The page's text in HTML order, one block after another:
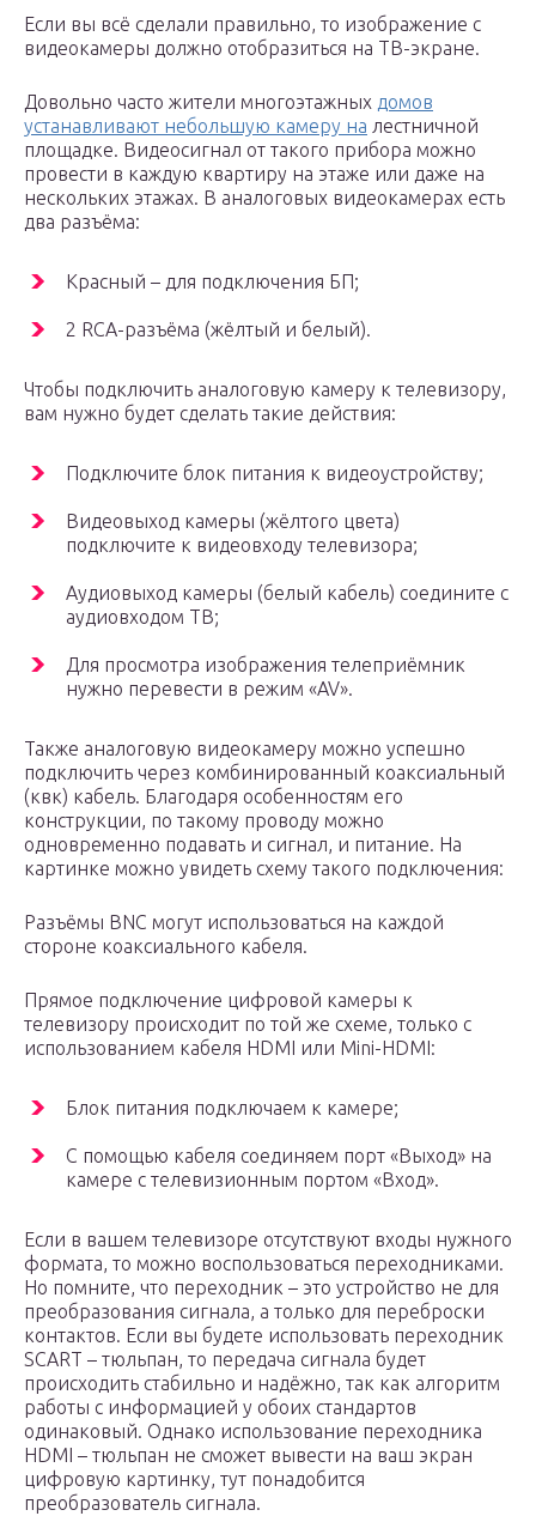
Если вы всё сделали правильно, то изображение с
видеокамеры должно отобразиться на ТВ-экране.
Довольно часто жители многоэтажных домов
устанавливают небольшую камеру на лестничной
площадке. Видеосигнал от такого прибора можно
провести в каждую квартиру на этаже или даже на
нескольких этажах. В аналоговых видеокамерах есть
два разъёма:
Красный – для подключения БП;
2 RCA-разъёма (жёлтый и белый).
Чтобы подключить аналоговую камеру к телевизору,
вам нужно будет сделать такие действия:
Подключите блок питания к видеоустройству;
Видеовыход камеры (жёлтого цвета)
подключите к видеовходу телевизора;
Аудиовыход камеры (белый кабель) соедините с
аудиовходом ТВ;
Для просмотра изображения телеприёмник
нужно перевести в режим «AV».
Также аналоговую видеокамеру можно успешно
подключить через комбинированный коаксиальный
(квк) кабель. Благодаря особенностям его
конструкции, по такому проводу можно
одновременно подавать и сигнал, и питание. На
картинке можно увидеть схему такого подключения:
Разъёмы BNC могут использоваться на каждой
стороне коаксиального кабеля.
Прямое подключение цифровой камеры к
телевизору происходит по той же схеме, только с
использованием кабеля HDMI или Mini-HDMI:
Блок питания подключаем к камере;
С помощью кабеля соединяем порт «Выход» на
камере с телевизионным портом «Вход».
Если в вашем телевизоре отсутствуют входы нужного
формата, то можно воспользоваться переходниками.
Но помните, что переходник – это устройство не для
преобразования сигнала, а только для переброски
контактов. Если вы будете использовать переходник
SCART – тюльпан, то передача сигнала будет
происходить стабильно и надёжно, так как алгоритм
работы с информацией у обоих стандартов
одинаковый. Однако использование переходника
HDMI – тюльпан не сможет вывести на ваш экран
цифровую картинку, тут понадобится
преобразователь сигнала.